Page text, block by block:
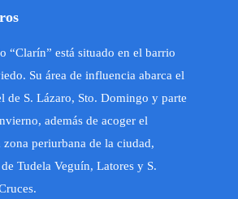
“Clarín” está situado en el barrio
Su área de influencia abarca el
de S. Lázaro, Sto. Domingo y parte
además de acoger el
periurbana de la ciudad,
Tudela Veguín, Latores y S.